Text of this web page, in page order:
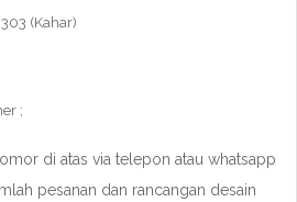
(Kahar)
;
di atas via telepon atau whatsapp
pesanan dan rancangan desain